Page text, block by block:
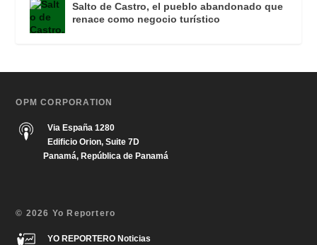
Salto de Castro, el pueblo abandonado que
renace como negocio turístico
OPM CORPORATION
Via España 1280
Edificio Orion, Suite 7D
Panamá, República de Panamá
© 2026 Yo Reportero
YO REPORTERO Noticias